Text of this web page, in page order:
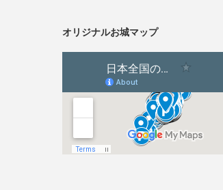
オリジナルお城マップ